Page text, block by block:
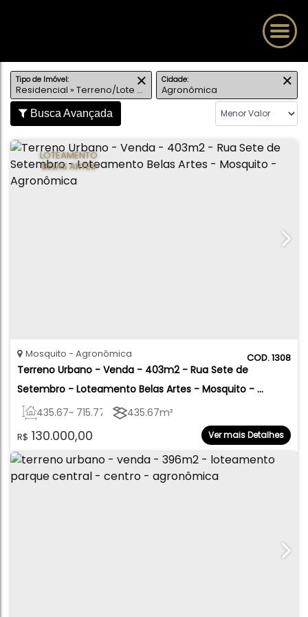
Tipo de Imóvel:
Residencial » Terreno/Lote Urbano
Cidade:
Agronômica
Busca Avançada
⠀LOTEAMENTO⠀
BELAS ARTES
1308
Terreno Urbano - Venda - 403m2 - Rua Sete de
Setembro - Loteamento Belas Artes - Mosquito -
Agronômica
R$ 130.000,00
Mosquito Agronômica
435.67~ 715.77 m² 435.67m²
Ver mais Detalhes